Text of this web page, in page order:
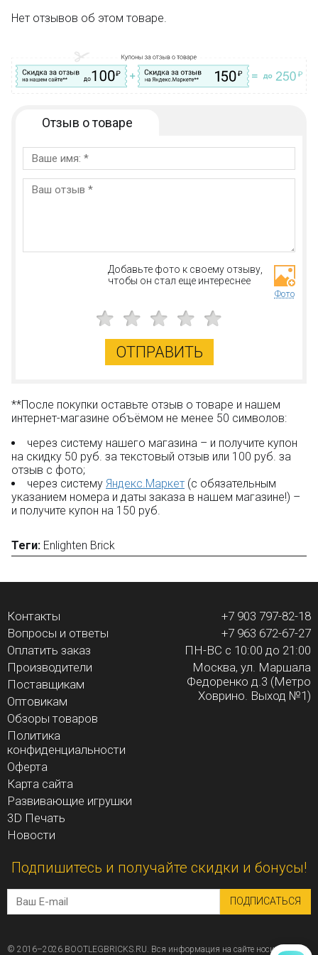
Нет отзывов об этом товаре.
Отзыв о товаре
Добавьте фото к своему отзыву,
чтобы он стал еще интереснее
Фото
ОТПРАВИТЬ
**После покупки оставьте отзыв о товаре и нашем
интернет-магазине объёмом не менее 50 символов:
через систему нашего магазина – и получите купон
на скидку 50 руб. за текстовый отзыв или 100 руб. за
отзыв с фото;
через систему Яндекс.Маркет (с обязательным
указанием номера и даты заказа в нашем магазине!) –
и получите купон на 150 руб.
Теги: Enlighten Brick
Контакты
Вопросы и ответы
Оплатить заказ
Производители
Поставщикам
Оптовикам
Обзоры товаров
Политика
конфиденциальности
Оферта
Карта сайта
Развивающие игрушки
3D Печать
Новости
+7 903 797-82-18
+7 963 672-67-27
ПН-ВС с 10:00 до 21:00
Москва, ул. Маршала
Федоренко д.3 (Метро
Ховрино. Выход №1)
Подпишитесь и получайте скидки и бонусы!
ПОДПИСАТЬСЯ
© 2016–2026 BOOTLEGBRICKS.RU. Вся информация на сайте носит